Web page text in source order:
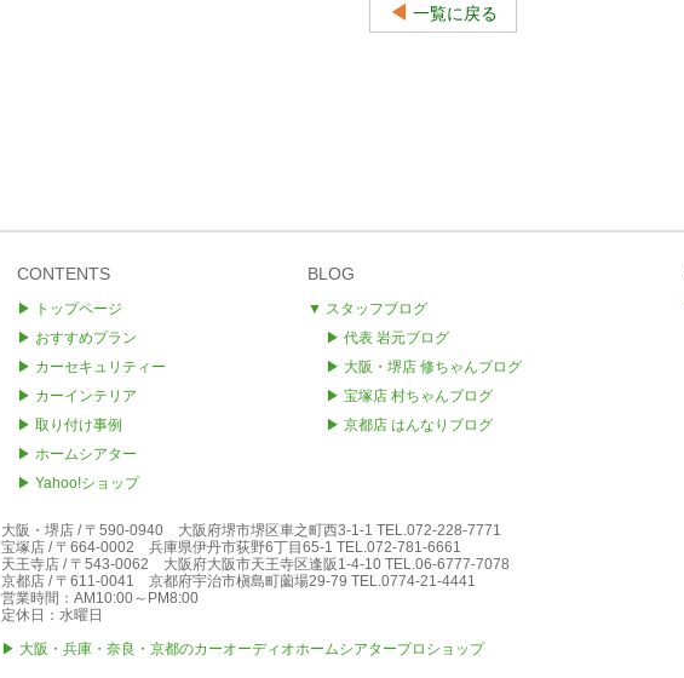
◀ 一覧に戻る
CONTENTS
▶ トップページ
▶ おすすめプラン
▶ カーセキュリティー
▶ カーインテリア
▶ 取り付け事例
▶ ホームシアター
▶ Yahoo!ショップ
BLOG
▼ スタッフブログ
▶ 代表 岩元ブログ
▶ 大阪・ 堺店 修ちゃんブログ
▶ 宝塚店 村ちゃんブログ
▶ 京都店 はんなりブログ
大阪・堺店 / 〒590-0940 大阪府堺市堺区車之町西3-1-1 TEL.072-228-7771
宝塚店 / 〒664-0002 兵庫県伊丹市荻野6丁目65-1 TEL.072-781-6661
天王寺店 / 〒543-0062 大阪府大阪市天王寺区逢阪1-4-10 TEL.06-6777-7078
京都店 / 〒611-0041 京都府宇治市槇島町薗場29-79 TEL.0774-21-4441
営業時間：AM10:00～PM8:00
定休日：水曜日
▶ 大阪・兵庫・奈良・京都のカーオーディオホームシアタープロショップ